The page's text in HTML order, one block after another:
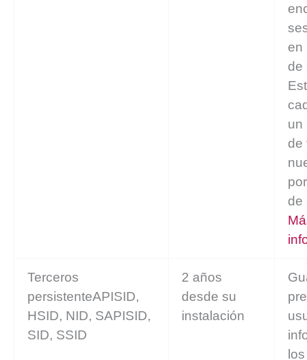
en
de
un
de
de
Terceros
persistenteAPISID,
HSID, NID, SAPISID,
SID, SSID
2 años
desde su
instalación